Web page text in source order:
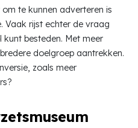
te kunnen adverteren is
Vaak rijst echter de vraag
besteden. Met meer
doelgroep aantrekken.
zoals meer